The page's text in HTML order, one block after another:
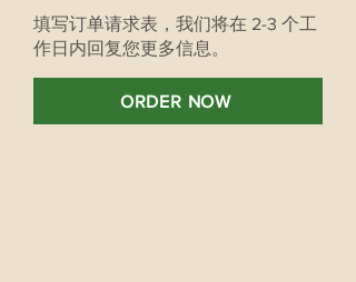
填写订单请求表，我们将在 2-3 个工
作日内回复您更多信息。
ORDER NOW